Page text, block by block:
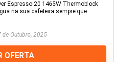
Espresso 20 1465W Thermoblock
na sua cafeteira sempre que
de Outubro, 2025
OFERTA